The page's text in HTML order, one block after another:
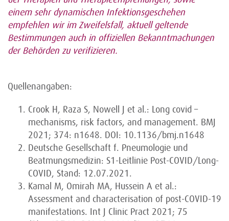
einem sehr dynamischen Infektionsgeschehen
empfehlen wir im Zweifelsfall, aktuell geltende
Bestimmungen auch in offiziellen Bekanntmachungen
der Behörden zu verifizieren.
Quellenangaben:
Crook H, Raza S, Nowell J et al.: Long covid –
mechanisms, risk factors, and management. BMJ
2021; 374: n1648. DOI: 10.1136/bmj.n1648
Deutsche Gesellschaft f. Pneumologie und
Beatmungsmedizin: S1-Leitlinie Post-COVID/Long-
COVID, Stand: 12.07.2021.
Kamal M, Omirah MA, Hussein A et al.:
Assessment and characterisation of post-COVID-19
manifestations. Int J Clinic Pract 2021; 75